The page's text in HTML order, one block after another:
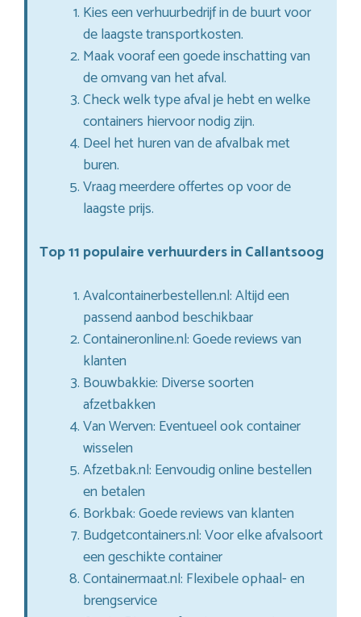
Kies een verhuurbedrijf in de buurt voor
de laagste transportkosten.
Maak vooraf een goede inschatting van
de omvang van het afval.
Check welk type afval je hebt en welke
containers hiervoor nodig zijn.
Deel het huren van de afvalbak met
buren.
Vraag meerdere offertes op voor de
laagste prijs.
Top 11 populaire verhuurders in Callantsoog
Avalcontainerbestellen.nl: Altijd een
passend aanbod beschikbaar
Containeronline.nl: Goede reviews van
klanten
Bouwbakkie: Diverse soorten
afzetbakken
Van Werven: Eventueel ook container
wisselen
Afzetbak.nl: Eenvoudig online bestellen
en betalen
Borkbak: Goede reviews van klanten
Budgetcontainers.nl: Voor elke afvalsoort
een geschikte container
Containermaat.nl: Flexibele ophaal- en
brengservice